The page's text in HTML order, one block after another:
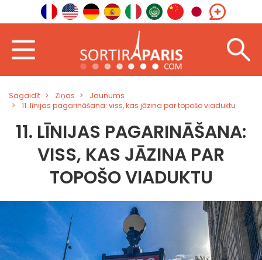
Sagaidīt Ziņas
Jaunums
11. līnijas pagarināšana: viss, kas jāzina par topošo viaduktu
11. LĪNIJAS PAGARINĀŠANA:
VISS, KAS JĀZINA PAR
TOPOŠO VIADUKTU